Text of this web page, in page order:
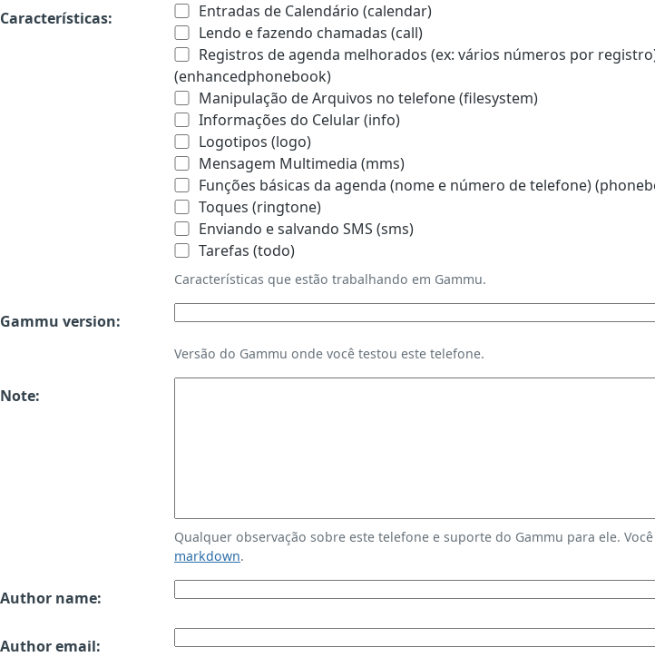
Características:
Entradas de Calendário (calendar)
Lendo e fazendo chamadas (call)
Registros de agenda melhorados (ex: vários números por
(enhancedphonebook)
Manipulação de Arquivos no telefone (filesystem)
Informações do Celular (info)
Logotipos (logo)
Mensagem Multimedia (mms)
Funções básicas da agenda (nome e número de telefone)
Toques (ringtone)
Enviando e salvando SMS (sms)
Tarefas (todo)
Características que estão trabalhando em Gammu.
Gammu version:
Versão do Gammu onde você testou este telefone.
Note:
Qualquer observação sobre este telefone e suporte do Gammu para ele.
markdown.
Author name:
Author email: